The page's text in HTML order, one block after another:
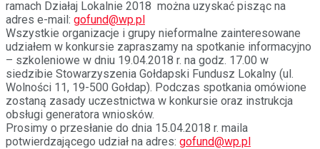
ramach Działaj Lokalnie 2018 można uzyskać pisząc na
adres e-mail: gofund@wp.pl
Wszystkie organizacje i grupy nieformalne zainteresowane
udziałem w konkursie zapraszamy na spotkanie informacyjno
– szkoleniowe w dniu 19.04.2018 r. na godz. 17.00 w
siedzibie Stowarzyszenia Gołdapski Fundusz Lokalny (ul.
Wolności 11, 19-500 Gołdap). Podczas spotkania omówione
zostaną zasady uczestnictwa w konkursie oraz instrukcja
obsługi generatora wniosków.
Prosimy o przesłanie do dnia 15.04.2018 r. maila
potwierdzającego udział na adres: gofund@wp.pl